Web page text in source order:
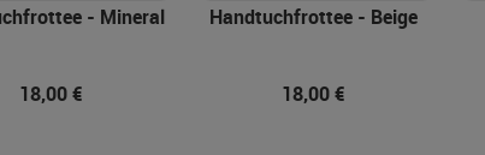
- Mineral
18,00 €
Handtuchfrottee - Beige
18,00 €